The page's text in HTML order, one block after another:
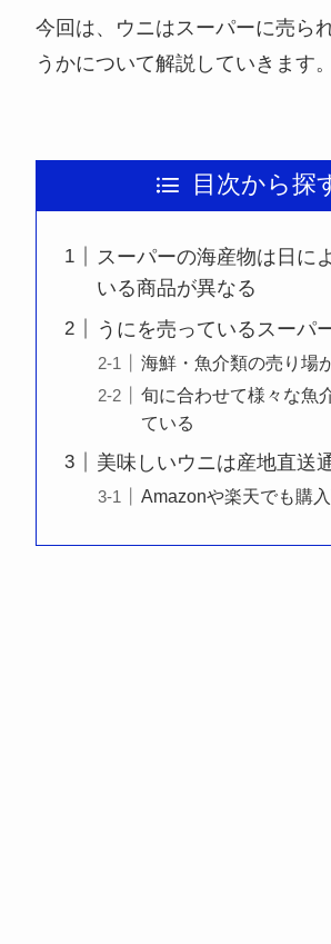
今回は、ウニはスーパーに売ら
うかについて解説していきます。
目次から探
スーパーの海産物は日に
いる商品が異なる
うにを売っているスーパ
海鮮・魚介類の売り場
旬に合わせて様々な魚
ている
美味しいウニは産地直送
Amazonや楽天でも購